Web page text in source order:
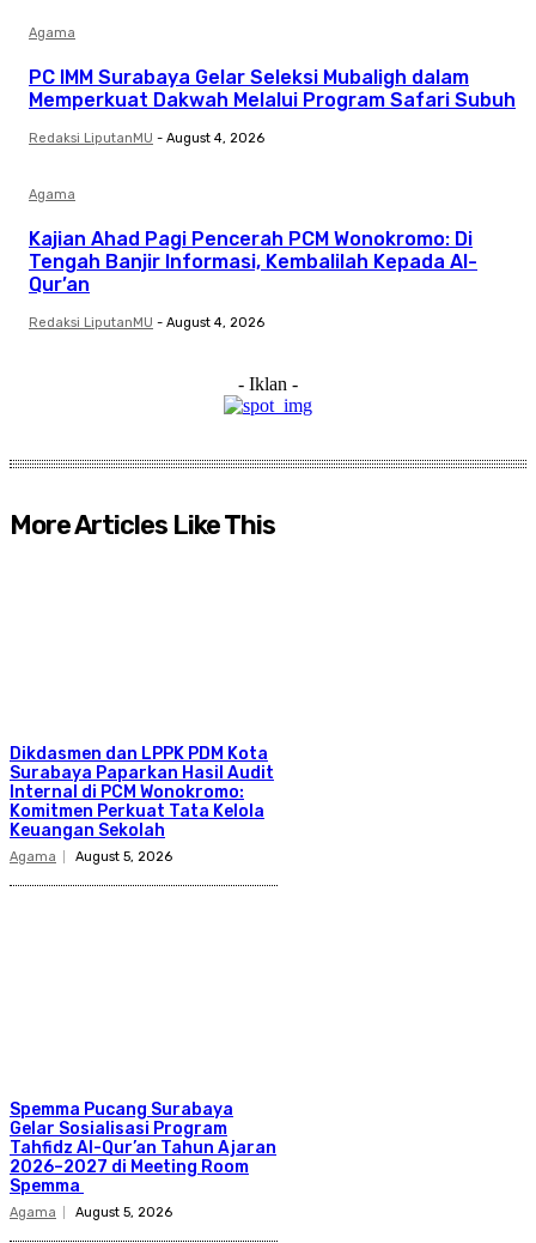
Agama
PC IMM Surabaya Gelar Seleksi Mubaligh dalam
Memperkuat Dakwah Melalui Program Safari Subuh
Redaksi LiputanMU - August 4, 2026
Agama
Kajian Ahad Pagi Pencerah PCM Wonokromo: Di
Tengah Banjir Informasi, Kembalilah Kepada Al-
Qur’an
Redaksi LiputanMU - August 4, 2026
- Iklan -
More Articles Like This
Dikdasmen dan LPPK PDM Kota
Surabaya Paparkan Hasil Audit
Internal di PCM Wonokromo:
Komitmen Perkuat Tata Kelola
Keuangan Sekolah
Agama August 5, 2026
Spemma Pucang Surabaya
Gelar Sosialisasi Program
Tahfidz Al-Qur’an Tahun Ajaran
2026–2027 di Meeting Room
Spemma
Agama August 5, 2026